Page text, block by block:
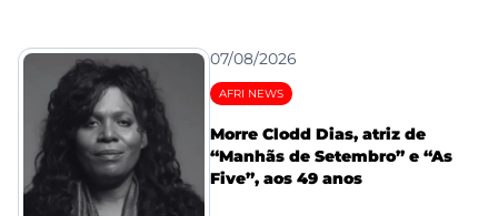
07/08/2026
AFRI NEWS
Morre Clodd Dias, atriz de
“Manhãs de Setembro” e “As
Five”, aos 49 anos